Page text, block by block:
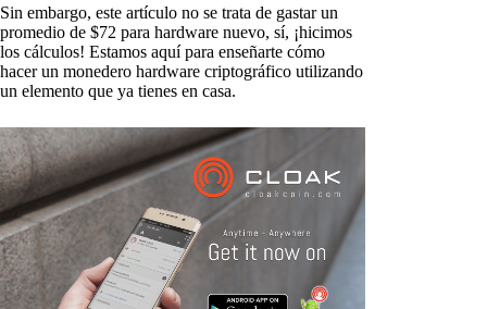
Sin embargo, este artículo no se trata de gastar un
promedio de $72 para hardware nuevo, sí, ¡hicimos
los cálculos! Estamos aquí para enseñarte cómo
hacer un monedero hardware criptográfico utilizando
un elemento que ya tienes en casa.